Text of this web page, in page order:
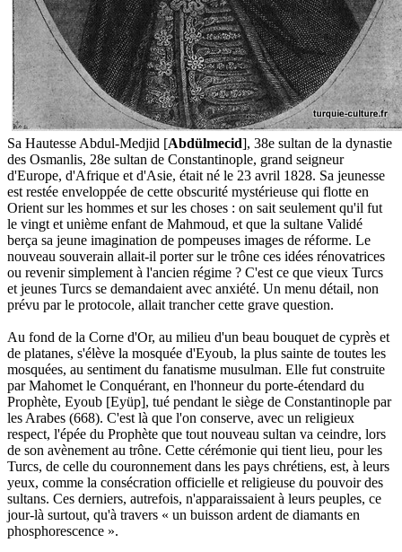
Sa Hautesse Abdul-Medjid [Abdülmecid], 38e sultan de la dynastie
des Osmanlis, 28e sultan de Constantinople, grand seigneur
d'Europe, d'Afrique et d'Asie, était né le 23 avril 1828. Sa jeunesse
est restée enveloppée de cette obscurité mystérieuse qui flotte en
Orient sur les hommes et sur les choses : on sait seulement qu'il fut
le vingt et unième enfant de Mahmoud, et que la sultane Validé
berça sa jeune imagination de pompeuses images de réforme. Le
nouveau souverain allait-il porter sur le trône ces idées rénovatrices
ou revenir simplement à l'ancien régime ? C'est ce que vieux Turcs
et jeunes Turcs se demandaient avec anxiété. Un menu détail, non
prévu par le protocole, allait trancher cette grave question.
Au fond de la Corne d'Or, au milieu d'un beau bouquet de cyprès et
de platanes, s'élève la mosquée d'Eyoub, la plus sainte de toutes les
mosquées, au sentiment du fanatisme musulman. Elle fut construite
par Mahomet le Conquérant, en l'honneur du porte-étendard du
Prophète, Eyoub [Eyüp], tué pendant le siège de Constantinople par
les Arabes (668). C'est là que l'on conserve, avec un religieux
respect, l'épée du Prophète que tout nouveau sultan va ceindre, lors
de son avènement au trône. Cette cérémonie qui tient lieu, pour les
Turcs, de celle du couronnement dans les pays chrétiens, est, à leurs
yeux, comme la consécration officielle et religieuse du pouvoir des
sultans. Ces derniers, autrefois, n'apparaissaient à leurs peuples, ce
jour-là surtout, qu'à travers « un buisson ardent de diamants en
phosphorescence ».